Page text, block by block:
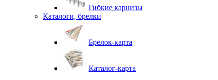
Гибкие карнизы
Каталоги, брелки
Брелок-карта
Каталог-карта